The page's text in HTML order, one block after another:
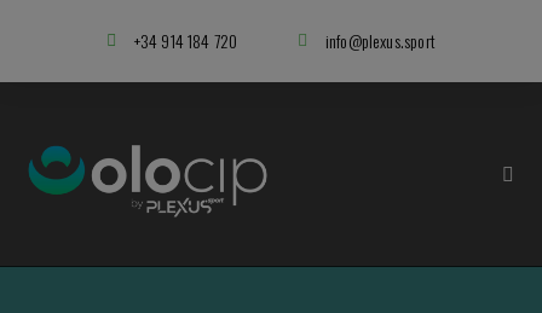
+34 914 184 720 info@plexus.sport